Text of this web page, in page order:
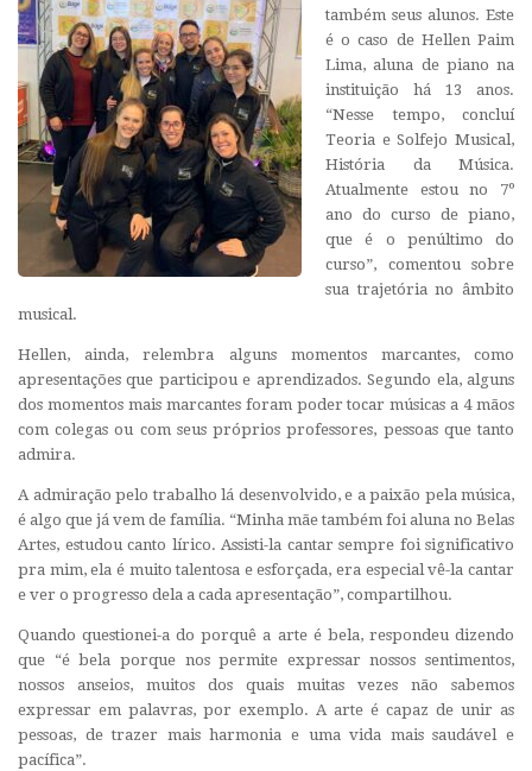
também seus alunos. Este
é o caso de Hellen Paim
Lima, aluna de piano na
instituição há 13 anos.
“Nesse tempo, concluí
Teoria e Solfejo Musical,
História da Música.
Atualmente estou no 7º
ano do curso de piano,
que é o penúltimo do
curso”, comentou sobre
sua trajetória no âmbito
musical.
Hellen, ainda, relembra alguns momentos marcantes, como
apresentações que participou e aprendizados. Segundo ela, alguns
dos momentos mais marcantes foram poder tocar músicas a 4 mãos
com colegas ou com seus próprios professores, pessoas que tanto
admira.
A admiração pelo trabalho lá desenvolvido, e a paixão pela música,
é algo que já vem de família. “Minha mãe também foi aluna no Belas
Artes, estudou canto lírico. Assisti-la cantar sempre foi significativo
pra mim, ela é muito talentosa e esforçada, era especial vê-la cantar
e ver o progresso dela a cada apresentação”, compartilhou.
Quando questionei-a do porquê a arte é bela, respondeu dizendo
que “é bela porque nos permite expressar nossos sentimentos,
nossos anseios, muitos dos quais muitas vezes não sabemos
expressar em palavras, por exemplo. A arte é capaz de unir as
pessoas, de trazer mais harmonia e uma vida mais saudável e
pacífica”.